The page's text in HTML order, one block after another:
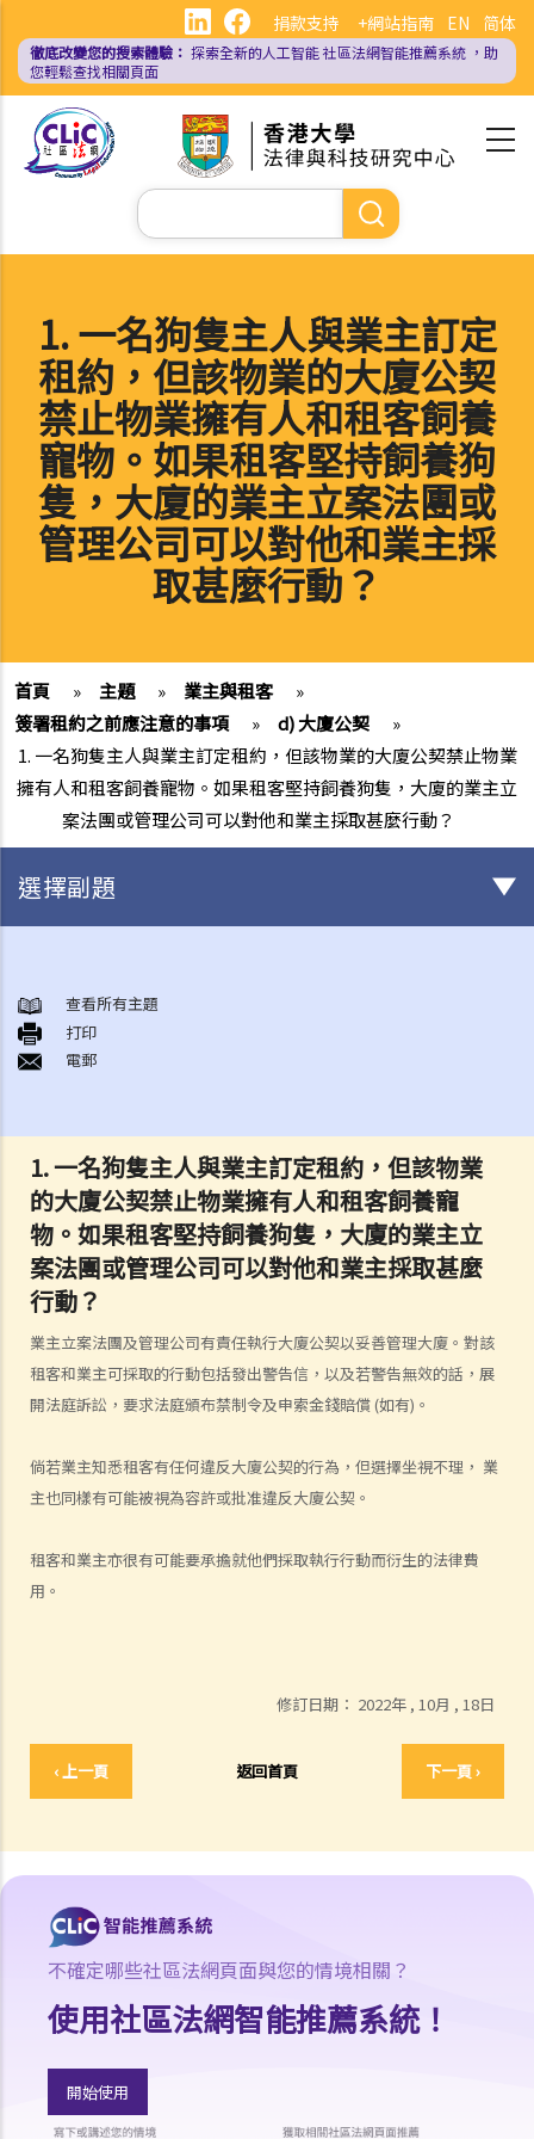
內
EN 简体
捐款支持 +網站指南
徹底改變您的搜索體驗： 探索全新的人工智能社區法網智能推薦系統 ，助
您輕鬆查找相關頁面
Search
1. 一名狗隻主人與業主訂定
租約，但該物業的大廈公契
禁止物業擁有人和租客飼養
寵物。如果租客堅持飼養狗
隻，大廈的業主立案法團或
管理公司可以對他和業主採
取甚麼行動？
首頁 » 主題 » 業主與租客
»
簽署租約之前應注意的事項
» d) 大廈公契
»
1. 一名狗隻主人與業主訂定租約，但該物業的大廈公契禁止物業
擁有人和租客飼養寵物。如果租客堅持飼養狗隻，大廈的業主立
案法團或管理公司可以對他和業主採取甚麼行動？
1. 一名狗隻主人與業主訂定租約，但該物業
的大廈公契禁止物業擁有人和租客飼養寵
物。如果租客堅持飼養狗隻，大廈的業主立
案法團或管理公司可以對他和業主採取甚麼
行動？
業主立案法團及管理公司有責任執行大廈公契以妥善管理大廈。對該
租客和業主可採取的行動包括發出警告信，以及若警告無效的話，展
開法庭訴訟，要求法庭頒布禁制令及申索金錢賠償 (如有)。
倘若業主知悉租客有任何違反大廈公契的行為，但選擇坐視不理， 業
主也同樣有可能被視為容許或批准違反大廈公契。
租客和業主亦很有可能要承擔就他們採取執行行動而衍生的法律費
用。
修訂日期： 2022年 , 10月 , 18日
‹ 上一頁 返回首頁 下一頁 ›
選擇副題
和租客飼養寵物。如果租客堅持飼養狗隻，大廈的業主立案法團或管理
公司可以對他和業主採取甚麼行動？
2. 承上題 (1)，業主可以對飼養狗隻的租客採取甚麼行動？
3. 如果地產代理和業主在訂定租約前沒有向租客提及飼養寵物的限制，
查看所有主題
打印
電郵
不確定哪些社區法網頁面與您的情境相關？
使用社區法網智能推薦系統！
開始使用